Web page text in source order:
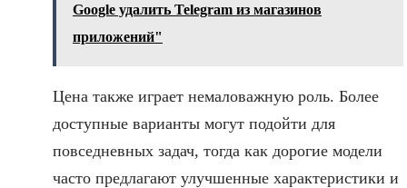
Google удалить Telegram из магазинов
приложений"
Цена также играет немаловажную роль. Более
доступные варианты могут подойти для
повседневных задач, тогда как дорогие модели
часто предлагают улучшенные характеристики и